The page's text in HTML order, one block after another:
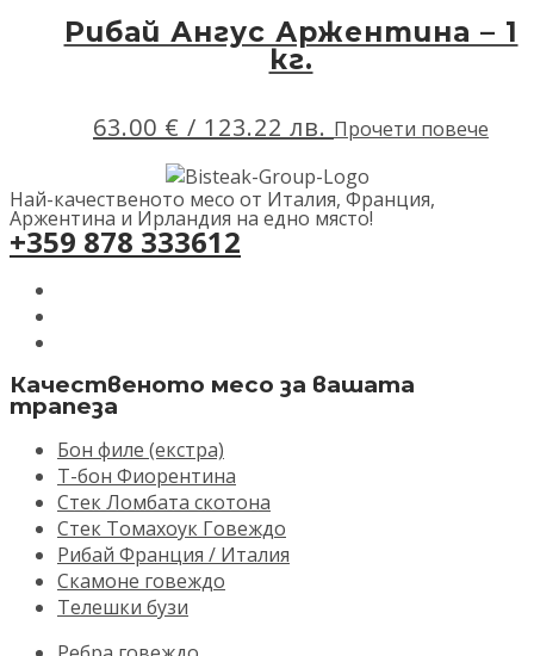
Рибай Ангус Аржентина – 1
кг.
63.00 € / 123.22 лв. Прочети повече
Най-качественото месо от Италия, Франция,
Аржентина и Ирландия на едно място!
+359 878 333612
Качественото месо за вашата
трапеза
Бон филе (екстра)
Т-бон Фиорентина
Стек Ломбата скотона
Стек Томахоук Говеждо
Рибай Франция / Италия
Скамоне говеждо
Телешки бузи